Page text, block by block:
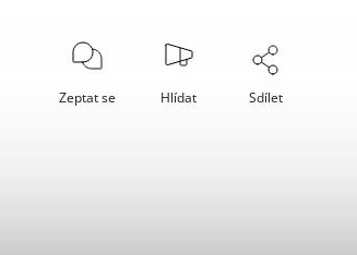
Zeptat se Hlídat Sdílet